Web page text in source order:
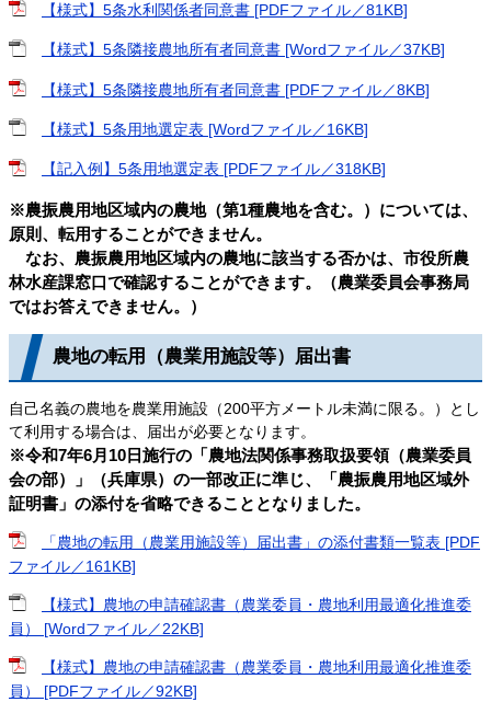
【様式】5条水利関係者同意書 [PDFファイル／81KB]
【様式】5条隣接農地所有者同意書 [Wordファイル／37KB]
【様式】5条隣接農地所有者同意書 [PDFファイル／8KB]
【様式】5条用地選定表 [Wordファイル／16KB]
【記入例】5条用地選定表 [PDFファイル／318KB]
※農振農用地区域内の農地（第1種農地を含む。）については、
原則、転用することができません。
なお、農振農用地区域内の農地に該当する否かは、市役所農
林水産課窓口で確認することができます。（農業委員会事務局
ではお答えできません。）
農地の転用（農業用施設等）届出書
自己名義の農地を農業用施設（200平方メートル未満に限る。）とし
て利用する場合は、届出が必要となります。
※令和7年6月10日施行の「農地法関係事務取扱要領（農業委員
会の部）」（兵庫県）の一部改正に準じ、「農振農用地区域外
証明書」の添付を省略できることとなりました。
「農地の転用（農業用施設等）届出書」の添付書類一覧表 [PDF
ファイル／161KB]
【様式】農地の申請確認書（農業委員・農地利用最適化推進委
員） [Wordファイル／22KB]
【様式】農地の申請確認書（農業委員・農地利用最適化推進委
員） [PDFファイル／92KB]